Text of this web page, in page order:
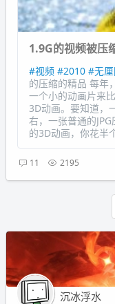
1.9G的视频被压
#视频 #2010 #无
的压缩的精品 每年
一个小的动画片来
3D动画。要知道，
右，一张普通的
的3D动画，你花半
11 2195
沉冰浮水